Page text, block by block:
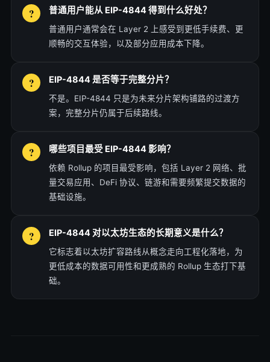
普通用户能从 EIP-4844 得到什么好处？
普通用户通常会在 Layer 2 上感受到更低手续费、更
顺畅的交互体验，以及部分应用成本下降。
EIP-4844 是否等于完整分片？
不是。EIP-4844 只是为未来分片架构铺路的过渡方
案，完整分片仍属于后续路线。
哪些项目最受 EIP-4844 影响？
依赖 Rollup 的项目最受影响，包括 Layer 2 网络、批
量交易应用、DeFi 协议、链游和需要频繁提交数据的
基础设施。
EIP-4844 对以太坊生态的长期意义是什么？
它标志着以太坊扩容路线从概念走向工程化落地，为
更低成本的数据可用性和更成熟的 Rollup 生态打下基
础。